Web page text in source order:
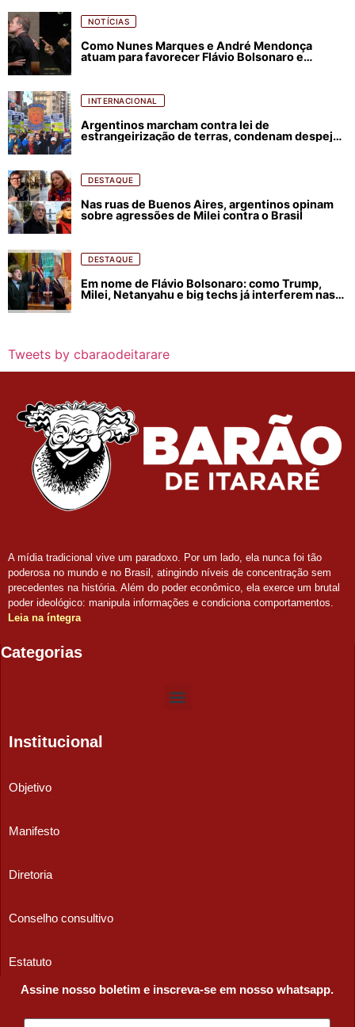
NOTÍCIAS
Como Nunes Marques e André Mendonça
atuam para favorecer Flávio Bolsonaro e
INTERNACIONAL
Argentinos marcham contra lei de
estrangeirização de terras, condenam despejos
DESTAQUE
Nas ruas de Buenos Aires, argentinos opinam
sobre agressões de Milei contra o Brasil
DESTAQUE
Em nome de Flávio Bolsonaro: como Trump,
Milei, Netanyahu e big techs já interferem nas
Tweets by cbaraodeitarare
A mídia tradicional vive um paradoxo. Por um lado, ela nunca foi tão
poderosa no mundo e no Brasil, atingindo níveis de concentração sem
precedentes na história. Além do poder econômico, ela exerce um brutal
poder ideológico: manipula informações e condiciona comportamentos.
Leia na íntegra
Categorias
Institucional
Objetivo
Manifesto
Diretoria
Conselho consultivo
Estatuto
Assine nosso boletim e inscreva-se em nosso whatsapp.